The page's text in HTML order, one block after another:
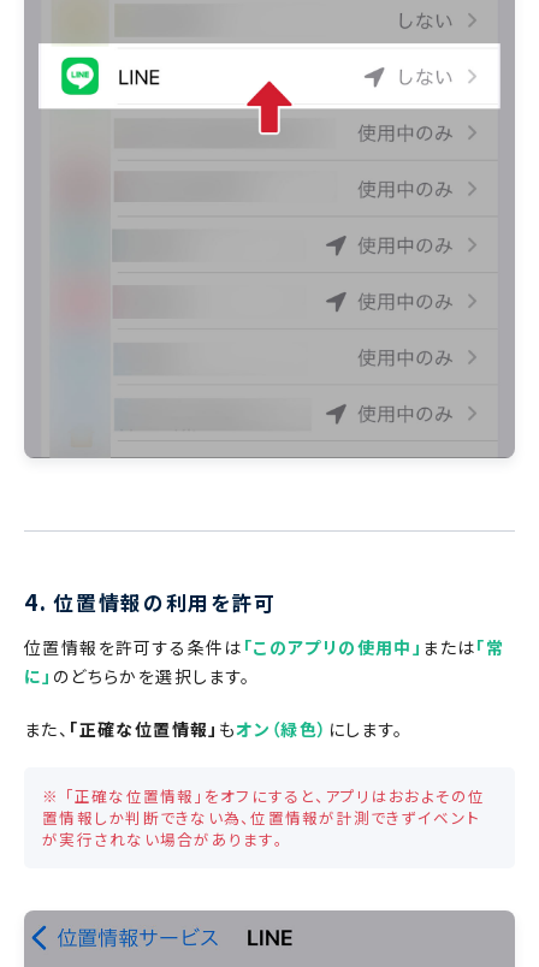
4. 位置情報の利用を許可
位置情報を許可する条件は 「このアプリの使用中」 または「常
に」 のどちらかを選択します。
また、 「正確な位置情報」 もオン（緑色） にします。
※ 「正確な位置情報」をオフにすると、アプリはおおよその位
置情報しか判断できない為、位置情報が計測できずイベント
が実行されない場合があります。